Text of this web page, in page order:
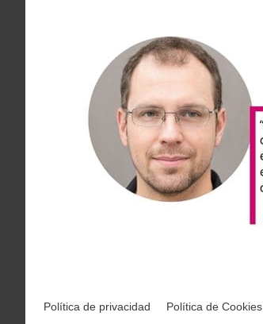
Política de privacidad Política de Cookies